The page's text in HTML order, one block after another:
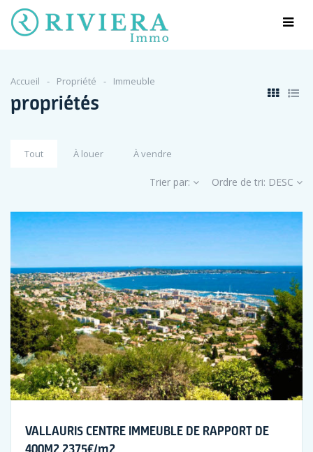
Accueil Propriété Immeuble
propriétés
Tout À louer À vendre
Trier par: Ordre de tri: DESC
VALLAURIS CENTRE IMMEUBLE DE RAPPORT DE
400M2 2375€/m2